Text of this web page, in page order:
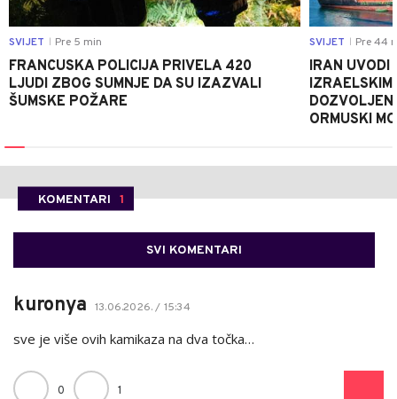
SVIJET Pre 5 min
FRANCUSKA POLICIJA PRIVELA 420
LJUDI ZBOG SUMNJE DA SU IZAZVALI
ŠUMSKE POŽARE
SVIJET Pre 44
IRAN UVODI
IZRAELSKIM
ORMUSKI
KOMENTARI 1
SVI KOMENTARI
kuronya 13.06.2026. / 15:34
sve je više ovih kamikaza na dva točka…
0 1